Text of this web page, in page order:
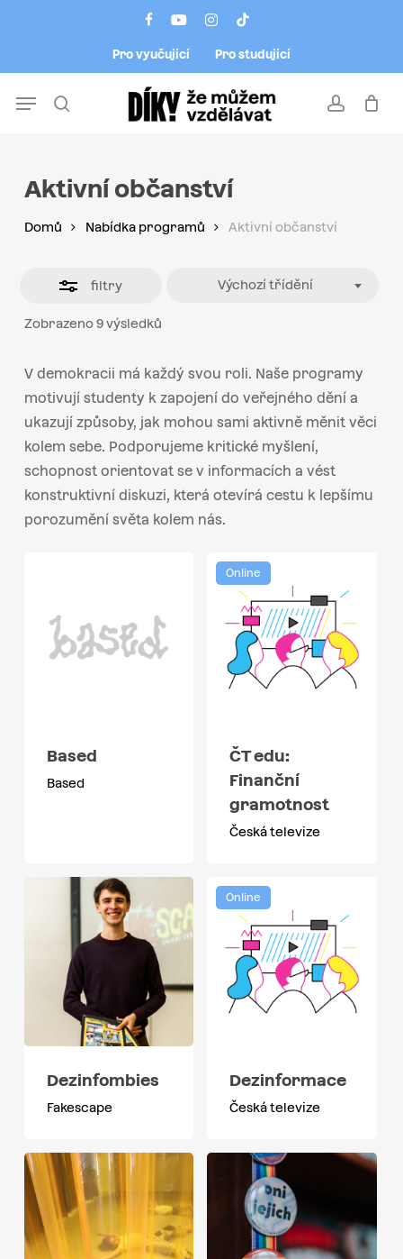
facebookyoutubeinstagram
tiktok
Pro vyučující Pro studující
account
Menu
Aktivní občanství
Domů Nabídka programů Aktivní občanství
filtry
Zobrazeno 9 výsledků
Výchozí třídění
V demokracii má každý svou roli. Naše programy
motivují studenty k zapojení do veřejného dění a
ukazují způsoby, jak mohou sami aktivně měnit věci
kolem sebe. Podporujeme kritické myšlení,
schopnost orientovat se v informacích a vést
konstruktivní diskuzi, která otevírá cestu k lepšímu
porozumění světa kolem nás.
Based
Based
Online
ČT edu:
Finanční
gramotnost
Česká televize
Dezinfombies
Fakescape
Online
Dezinformace
Česká televize